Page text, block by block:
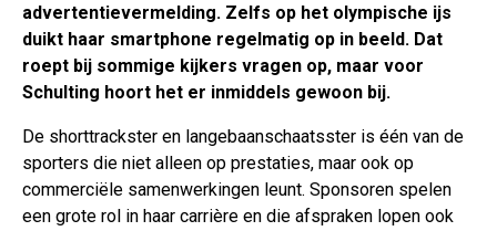
advertentievermelding. Zelfs op het olympische ijs
duikt haar smartphone regelmatig op in beeld. Dat
roept bij sommige kijkers vragen op, maar voor
Schulting hoort het er inmiddels gewoon bij.
De shorttrackster en langebaanschaatsster is één van de
sporters die niet alleen op prestaties, maar ook op
commerciële samenwerkingen leunt. Sponsoren spelen
een grote rol in haar carrière en die afspraken lopen ook